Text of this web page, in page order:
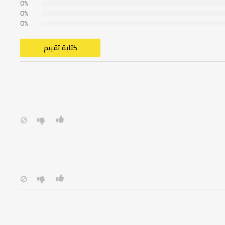
0%
0%
0%
كتابة تقييم